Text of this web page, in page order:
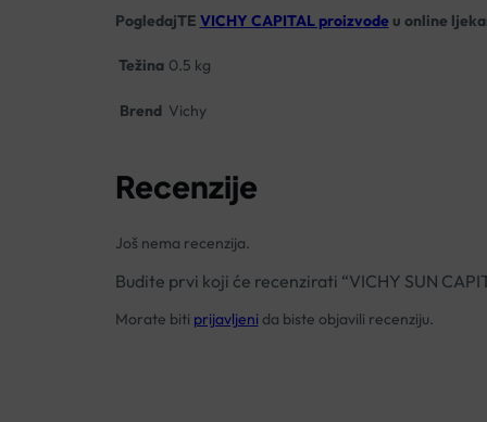
PogledajTE VICHY CAPITAL proizvodeu online
Težina 0.5 kg
Brend Vichy
Recenzije
Još nema recenzija.
Budite prvi koji će recenzirati “VICHY SUN
Morate biti prijavljeni da biste objavili recenziju.